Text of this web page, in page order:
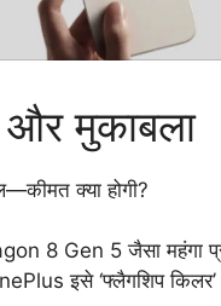
मुकाबला
क्या होगी?
8 Gen 5 जैसा महंगा
इसे ‘फ्लैगशिप किलर’